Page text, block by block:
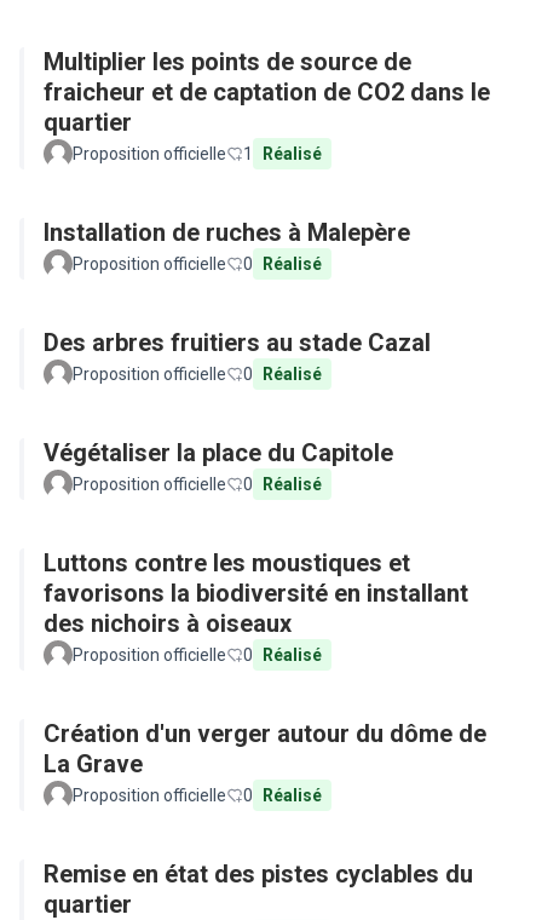
Multiplier les points de source de
fraicheur et de captation de CO2 dans le
quartier
Proposition officielle 1 Réalisé
Installation de ruches à Malepère
Proposition officielle 0 Réalisé
Des arbres fruitiers au stade Cazal
Proposition officielle 0 Réalisé
Végétaliser la place du Capitole
Proposition officielle 0 Réalisé
Luttons contre les moustiques et
favorisons la biodiversité en installant
des nichoirs à oiseaux
Proposition officielle 0 Réalisé
Création d'un verger autour du dôme de
La Grave
Proposition officielle 0 Réalisé
Remise en état des pistes cyclables du
quartier